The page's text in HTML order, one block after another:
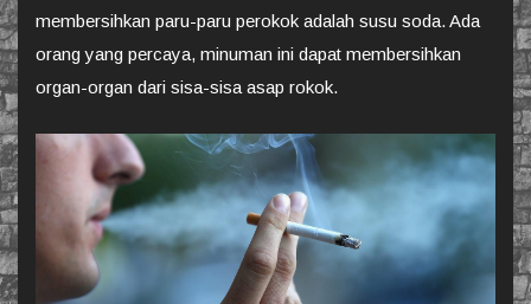
membersihkan paru-paru perokok adalah susu soda. Ada
orang yang percaya, minuman ini dapat membersihkan
organ-organ dari sisa-sisa asap rokok.